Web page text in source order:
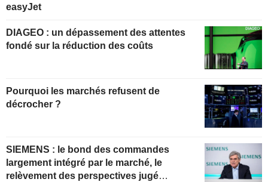
easyJet
DIAGEO : un dépassement des attentes
fondé sur la réduction des coûts
Pourquoi les marchés refusent de
décrocher ?
SIEMENS : le bond des commandes
largement intégré par le marché, le
relèvement des perspectives jugé